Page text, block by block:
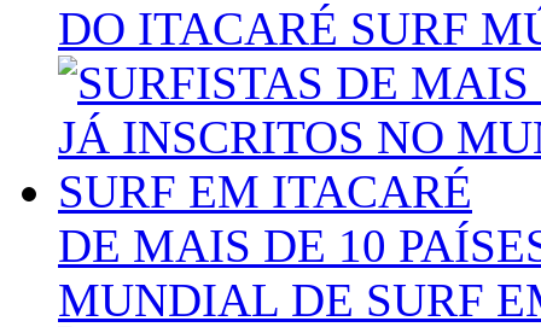
DO ITACARÉ SURF
DE MAIS DE 10
MUNDIAL DE SURF